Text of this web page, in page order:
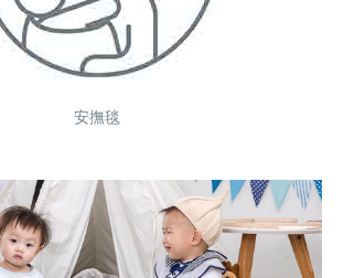
安撫毯